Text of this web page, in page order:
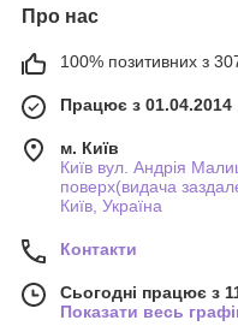
Про нас
100% позитивних з 307
Працює з 01.04.2014
м. Київ
Київ вул. Андрія
поверх(видача
Київ, Україна
Контакти
Сьогодні працює з
Показати весь